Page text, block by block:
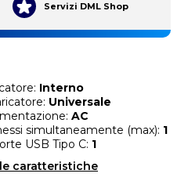
Interno
Universale
AC
simultaneamente (max): 1
USB Tipo C: 1
caratteristiche
Servizi DML Shop